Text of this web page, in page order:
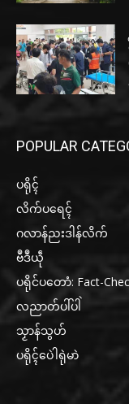
POPULAR
ပရိုၚ်
လိက်ပရေၚ်
ဂလာန်ညးဒါန်လိက်
ဗဳဒဳယဵု
ပရိုင်ပတောံ: Fact-
လညာတ်ပါ်ပါဲ
သၟာန်သွဟ်
ပရိုၚ်ပေဲါရုဲမာဲ